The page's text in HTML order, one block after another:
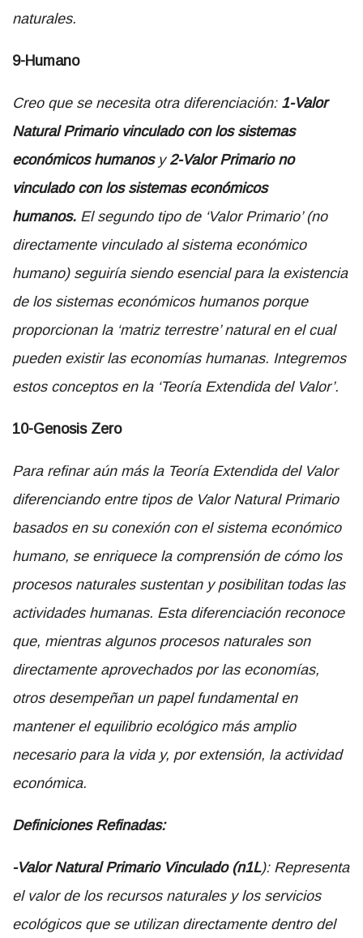
naturales.
9-Humano
Creo que se necesita otra diferenciación: 1-Valor
Natural Primario vinculado con los sistemas
económicos humanosy 2-Valor Primario no
vinculado con los sistemas económicos
humanos. El segundo tipo de ‘Valor Primario’ (no
directamente vinculado al sistema económico
humano) seguiría siendo esencial para la existencia
de los sistemas económicos humanos porque
proporcionan la ‘matriz terrestre’ natural en el cual
pueden existir las economías humanas. Integremos
estos conceptos en la ‘Teoría Extendida del Valor’.
10-Genosis Zero
Para refinar aún más la Teoría Extendida del Valor
diferenciando entre tipos de Valor Natural Primario
basados en su conexión con el sistema económico
humano, se enriquece la comprensión de cómo los
procesos naturales sustentan y posibilitan todas las
actividades humanas. Esta diferenciación reconoce
que, mientras algunos procesos naturales son
directamente aprovechados por las economías,
otros desempeñan un papel fundamental en
mantener el equilibrio ecológico más amplio
necesario para la vida y, por extensión, la actividad
económica.
Definiciones Refinadas:
-Valor Natural Primario Vinculado (n1L): Representa
el valor de los recursos naturales y los servicios
ecológicos que se utilizan directamente dentro del